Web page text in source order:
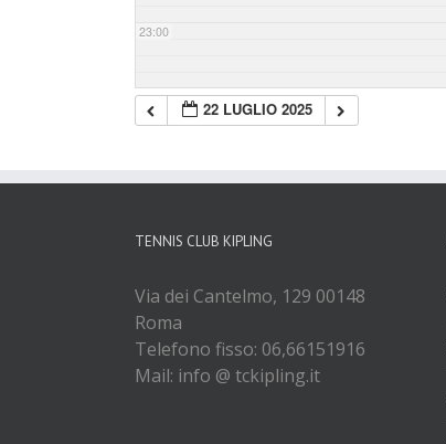
23:00
22 LUGLIO 2025
TENNIS CLUB KIPLING
Via dei Cantelmo, 129 00148
Roma
Telefono fisso: 06,66151916
Mail: info @ tckipling.it